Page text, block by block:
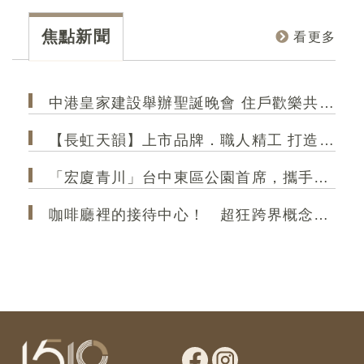
學」與「永續設計」聞名，未來將國際級的視野
和規格帶入您的家。
焦點新聞 看更多
中港皇家建設舉辦聖誕晚會 住戶歡樂共聚 極光大2房成菁英首選
【長虹天韻】上市品牌．職人精工 打造港區 高規格精品建築
「宏廈青川」台中東區公園首席，攜手35年甲級營造，打造2房2衛新作
咖啡廳裡的接待中心！ 超狂跨界概念店「大熊建設＆跨蒔咖啡」 共享空間「買房先來杯咖啡」